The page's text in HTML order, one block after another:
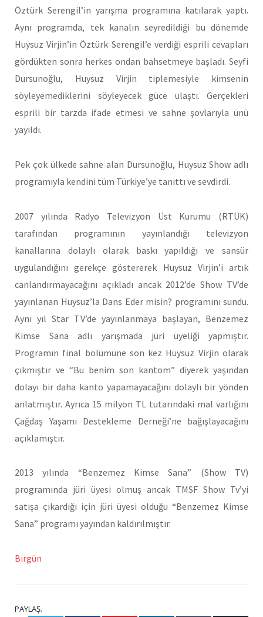
Öztürk Serengil’in yarışma programına katılarak yaptı.
Aynı programda, tek kanalın seyredildiği bu dönemde
Huysuz Virjin’in Öztürk Serengil’e verdiği esprili cevapları
gördükten sonra herkes ondan bahsetmeye başladı. Seyfi
Dursunoğlu, Huysuz Virjin tiplemesiyle kimsenin
söyleyemediklerini söyleyecek güce ulaştı. Gerçekleri
esprili bir tarzda ifade etmesi ve sahne şovlarıyla ünü
yayıldı.
Pek çok ülkede sahne alan Dursunoğlu, Huysuz Show adlı
programıyla kendini tüm Türkiye’ye tanıttı ve sevdirdi.
2007 yılında Radyo Televizyon Üst Kurumu (RTÜK)
tarafından programının yayınlandığı televizyon
kanallarına dolaylı olarak baskı yapıldığı ve sansür
uygulandığını gerekçe göstererek Huysuz Virjin’i artık
canlandırmayacağını açıkladı ancak 2012’de Show TV’de
yayınlanan Huysuz’la Dans Eder misin? programını sundu.
Aynı yıl Star TV’de yayınlanmaya başlayan, Benzemez
Kimse Sana adlı yarışmada jüri üyeliği yapmıştır.
Programın final bölümüne son kez Huysuz Virjin olarak
çıkmıştır ve “Bu benim son kantom” diyerek yaşından
dolayı bir daha kanto yapamayacağını dolaylı bir yönden
anlatmıştır. Ayrıca 15 milyon TL tutarındaki mal varlığını
Çağdaş Yaşamı Destekleme Derneği’ne bağışlayacağını
açıklamıştır.
2013 yılında “Benzemez Kimse Sana” (Show TV)
programında jüri üyesi olmuş ancak TMSF Show Tv’yi
satışa çıkardığı için jüri üyesi olduğu “Benzemez Kimse
Sana” programı yayından kaldırılmıştır.
Birgün
PAYLAŞ.